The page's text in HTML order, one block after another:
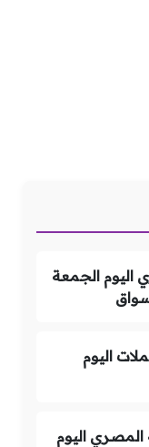
اليوم الجمعة
اليوم
المصري اليوم